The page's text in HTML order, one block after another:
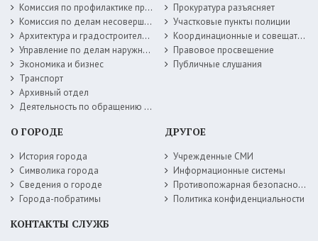
Комиссия по профилактике правонарушений
Комиссия по делам несовершеннолетних
Архитектура и градостроительство
Управление по делам наружной рекламы
Экономика и бизнес
Транспорт
Архивный отдел
Деятельность по обращению с животными без владельцев
Прокуратура разъясняет
Участковые пункты полиции
Координационные и совещательные органы
Правовое просвещение
Публичные слушания
О ГОРОДЕ
История города
Символика города
Сведения о городе
Города-побратимы
ДРУГОЕ
Учрежденные СМИ
Информационные системы
Противопожарная безопасность
Политика конфиденциальности
КОНТАКТЫ СЛУЖБ